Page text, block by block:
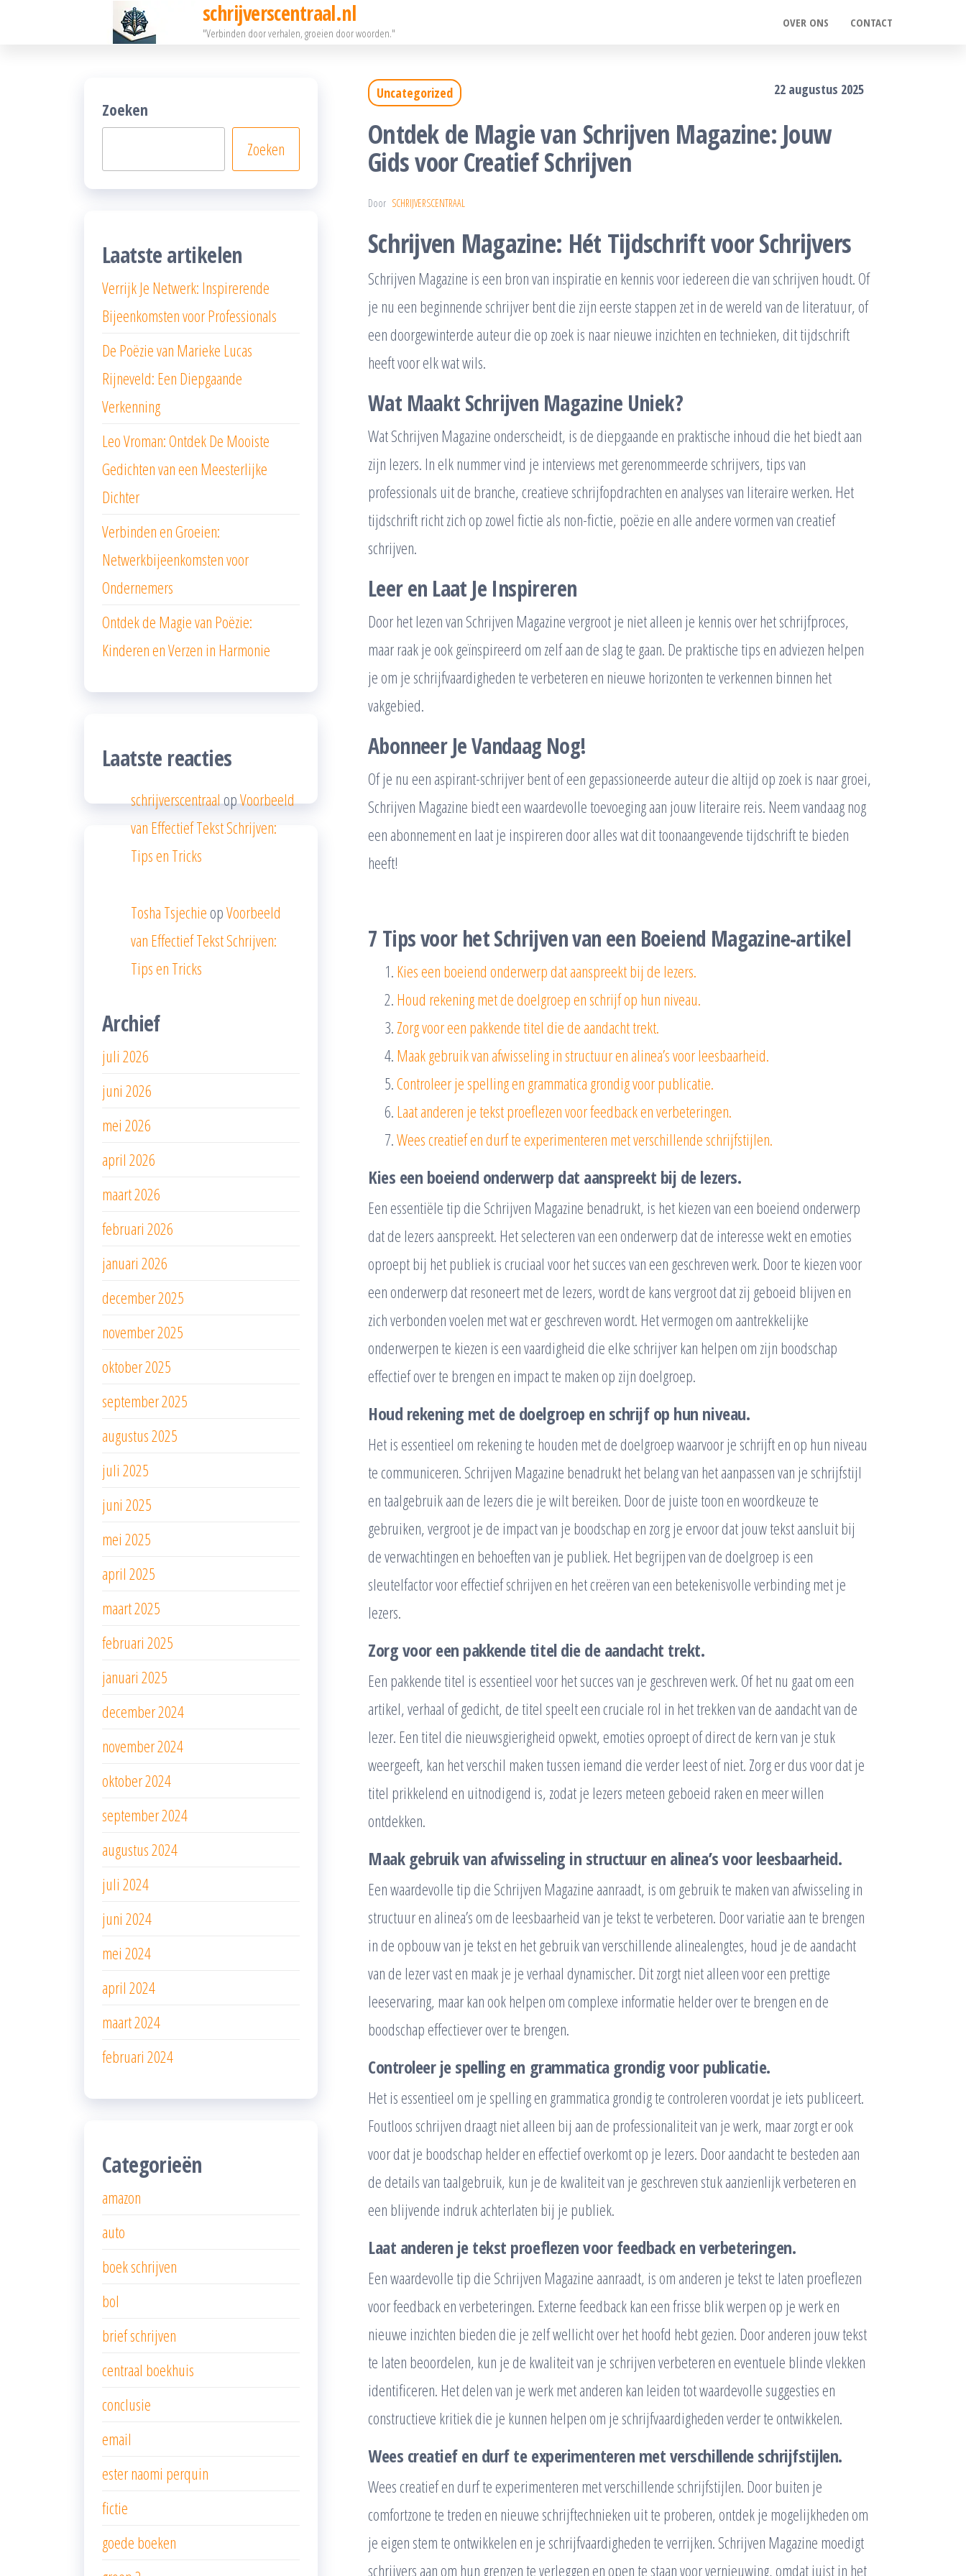
schrijverscentraal.nl
"Verbinden door verhalen, groeien door woorden."
OVER ONS CONTACT
Uncategorized 22 augustus 2025
Ontdek de Magie van Schrijven Magazine: Jouw
Gids voor Creatief Schrijven
Door SCHRIJVERSCENTRAAL
Schrijven Magazine: Hét Tijdschrift voor Schrijvers
Schrijven Magazine is een bron van inspiratie en kennis voor iedereen die van schrijven houdt. Of
je nu een beginnende schrijver bent die zijn eerste stappen zet in de wereld van de literatuur, of
een doorgewinterde auteur die op zoek is naar nieuwe inzichten en technieken, dit tijdschrift
heeft voor elk wat wils.
Wat Maakt Schrijven Magazine Uniek?
Wat Schrijven Magazine onderscheidt, is de diepgaande en praktische inhoud die het biedt aan
zijn lezers. In elk nummer vind je interviews met gerenommeerde schrijvers, tips van
professionals uit de branche, creatieve schrijfopdrachten en analyses van literaire werken. Het
tijdschrift richt zich op zowel fictie als non-fictie, poëzie en alle andere vormen van creatief
schrijven.
Leer en Laat Je Inspireren
Door het lezen van Schrijven Magazine vergroot je niet alleen je kennis over het schrijfproces,
maar raak je ook geïnspireerd om zelf aan de slag te gaan. De praktische tips en adviezen helpen
je om je schrijfvaardigheden te verbeteren en nieuwe horizonten te verkennen binnen het
vakgebied.
Abonneer Je Vandaag Nog!
Of je nu een aspirant-schrijver bent of een gepassioneerde auteur die altijd op zoek is naar groei,
Schrijven Magazine biedt een waardevolle toevoeging aan jouw literaire reis. Neem vandaag nog
een abonnement en laat je inspireren door alles wat dit toonaangevende tijdschrift te bieden
heeft!
7 Tips voor het Schrijven van een Boeiend Magazine-artikel
Kies een boeiend onderwerp dat aanspreekt bij de lezers.
Houd rekening met de doelgroep en schrijf op hun niveau.
Zorg voor een pakkende titel die de aandacht trekt.
Maak gebruik van afwisseling in structuur en alinea’s voor leesbaarheid.
Controleer je spelling en grammatica grondig voor publicatie.
Laat anderen je tekst proeflezen voor feedback en verbeteringen.
Wees creatief en durf te experimenteren met verschillende schrijfstijlen.
Kies een boeiend onderwerp dat aanspreekt bij de lezers.
Een essentiële tip die Schrijven Magazine benadrukt, is het kiezen van een boeiend onderwerp
dat de lezers aanspreekt. Het selecteren van een onderwerp dat de interesse wekt en emoties
oproept bij het publiek is cruciaal voor het succes van een geschreven werk. Door te kiezen voor
een onderwerp dat resoneert met de lezers, wordt de kans vergroot dat zij geboeid blijven en
zich verbonden voelen met wat er geschreven wordt. Het vermogen om aantrekkelijke
onderwerpen te kiezen is een vaardigheid die elke schrijver kan helpen om zijn boodschap
effectief over te brengen en impact te maken op zijn doelgroep.
Houd rekening met de doelgroep en schrijf op hun niveau.
Het is essentieel om rekening te houden met de doelgroep waarvoor je schrijft en op hun niveau
te communiceren. Schrijven Magazine benadrukt het belang van het aanpassen van je schrijfstijl
en taalgebruik aan de lezers die je wilt bereiken. Door de juiste toon en woordkeuze te
gebruiken, vergroot je de impact van je boodschap en zorg je ervoor dat jouw tekst aansluit bij
de verwachtingen en behoeften van je publiek. Het begrijpen van de doelgroep is een
sleutelfactor voor effectief schrijven en het creëren van een betekenisvolle verbinding met je
lezers.
Zorg voor een pakkende titel die de aandacht trekt.
Een pakkende titel is essentieel voor het succes van je geschreven werk. Of het nu gaat om een
artikel, verhaal of gedicht, de titel speelt een cruciale rol in het trekken van de aandacht van de
lezer. Een titel die nieuwsgierigheid opwekt, emoties oproept of direct de kern van je stuk
weergeeft, kan het verschil maken tussen iemand die verder leest of niet. Zorg er dus voor dat je
titel prikkelend en uitnodigend is, zodat je lezers meteen geboeid raken en meer willen
ontdekken.
Maak gebruik van afwisseling in structuur en alinea’s voor leesbaarheid.
Een waardevolle tip die Schrijven Magazine aanraadt, is om gebruik te maken van afwisseling in
structuur en alinea’s om de leesbaarheid van je tekst te verbeteren. Door variatie aan te brengen
in de opbouw van je tekst en het gebruik van verschillende alinealengtes, houd je de aandacht
van de lezer vast en maak je je verhaal dynamischer. Dit zorgt niet alleen voor een prettige
leeservaring, maar kan ook helpen om complexe informatie helder over te brengen en de
boodschap effectiever over te brengen.
Controleer je spelling en grammatica grondig voor publicatie.
Het is essentieel om je spelling en grammatica grondig te controleren voordat je iets publiceert.
Foutloos schrijven draagt niet alleen bij aan de professionaliteit van je werk, maar zorgt er ook
voor dat je boodschap helder en effectief overkomt op je lezers. Door aandacht te besteden aan
de details van taalgebruik, kun je de kwaliteit van je geschreven stuk aanzienlijk verbeteren en
een blijvende indruk achterlaten bij je publiek.
Laat anderen je tekst proeflezen voor feedback en verbeteringen.
Een waardevolle tip die Schrijven Magazine aanraadt, is om anderen je tekst te laten proeflezen
voor feedback en verbeteringen. Externe feedback kan een frisse blik werpen op je werk en
nieuwe inzichten bieden die je zelf wellicht over het hoofd hebt gezien. Door anderen jouw tekst
te laten beoordelen, kun je de kwaliteit van je schrijven verbeteren en eventuele blinde vlekken
identificeren. Het delen van je werk met anderen kan leiden tot waardevolle suggesties en
constructieve kritiek die je kunnen helpen om je schrijfvaardigheden verder te ontwikkelen.
Wees creatief en durf te experimenteren met verschillende schrijfstijlen.
Wees creatief en durf te experimenteren met verschillende schrijfstijlen. Door buiten je
comfortzone te treden en nieuwe schrijftechnieken uit te proberen, ontdek je mogelijkheden om
je eigen stem te ontwikkelen en je schrijfvaardigheden te verrijken. Schrijven Magazine moedigt
schrijvers aan om hun grenzen te verleggen en open te staan voor vernieuwing, omdat juist in het
Zoeken
Zoeken
Laatste artikelen
Verrijk Je Netwerk: Inspirerende
Bijeenkomsten voor Professionals
De Poëzie van Marieke Lucas
Rijneveld: Een Diepgaande
Verkenning
Leo Vroman: Ontdek De Mooiste
Gedichten van een Meesterlijke
Dichter
Verbinden en Groeien:
Netwerkbijeenkomsten voor
Ondernemers
Ontdek de Magie van Poëzie:
Kinderen en Verzen in Harmonie
Laatste reacties
schrijverscentraalopVoorbeeld
van Effectief Tekst Schrijven:
Tips en Tricks
Tosha Tsjechie opVoorbeeld
van Effectief Tekst Schrijven:
Tips en Tricks
Archief
juli 2026
juni 2026
mei 2026
april 2026
maart 2026
februari 2026
januari 2026
december 2025
november 2025
oktober 2025
september 2025
augustus 2025
juli 2025
juni 2025
mei 2025
april 2025
maart 2025
februari 2025
januari 2025
december 2024
november 2024
oktober 2024
september 2024
augustus 2024
juli 2024
juni 2024
mei 2024
april 2024
maart 2024
februari 2024
Categorieën
amazon
auto
boek schrijven
bol
brief schrijven
centraal boekhuis
conclusie
email
ester naomi perquin
fictie
goede boeken